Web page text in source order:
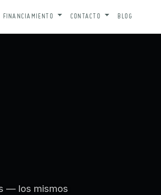
FINANCIAMIENTO CONTACTO BLOG
— los mismos